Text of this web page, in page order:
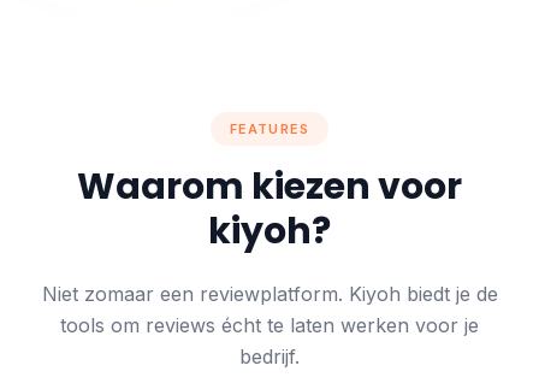
FEATURES
Waarom kiezen voor
kiyoh?
Niet zomaar een reviewplatform. Kiyoh biedt je de
tools om reviews écht te laten werken voor je
bedrijf.